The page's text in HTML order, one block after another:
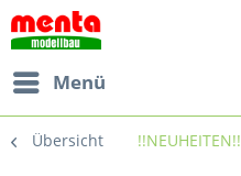
Menü
Übersicht !!NEUHEITEN!!